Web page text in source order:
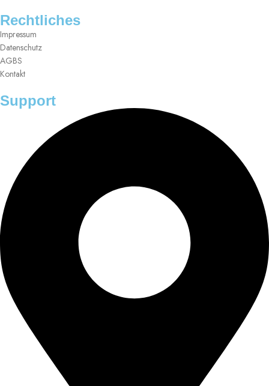
Rechtliches
Impressum
Datenschutz
AGBS
Kontakt
Support